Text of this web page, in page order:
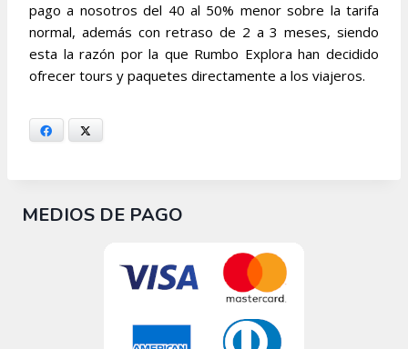
pago a nosotros del 40 al 50% menor sobre la tarifa
normal, además con retraso de 2 a 3 meses, siendo
esta la razón por la que Rumbo Explora han decidido
ofrecer tours y paquetes directamente a los viajeros.
Facebook
MEDIOS DE PAGO